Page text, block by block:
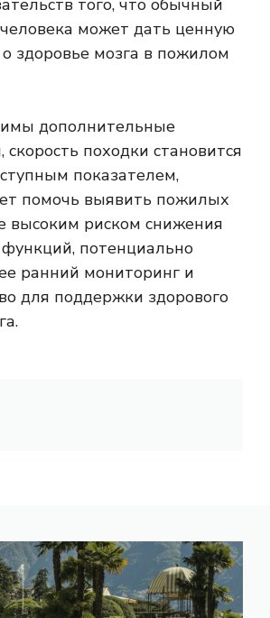
того, что обычный
может дать ценную
здоровье мозга в пожилом
дополнительные
скорость походки становится
показателем,
помочь выявить пожилых
высоким риском снижения
потенциально
ранний мониторинг и
для поддержки здорового